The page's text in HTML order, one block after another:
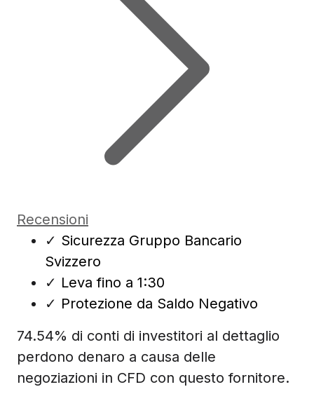
Recensioni
✓ Sicurezza Gruppo Bancario
Svizzero
✓ Leva fino a 1:30
✓ Protezione da Saldo Negativo
74.54% di conti di investitori al dettaglio
perdono denaro a causa delle
negoziazioni in CFD con questo fornitore.